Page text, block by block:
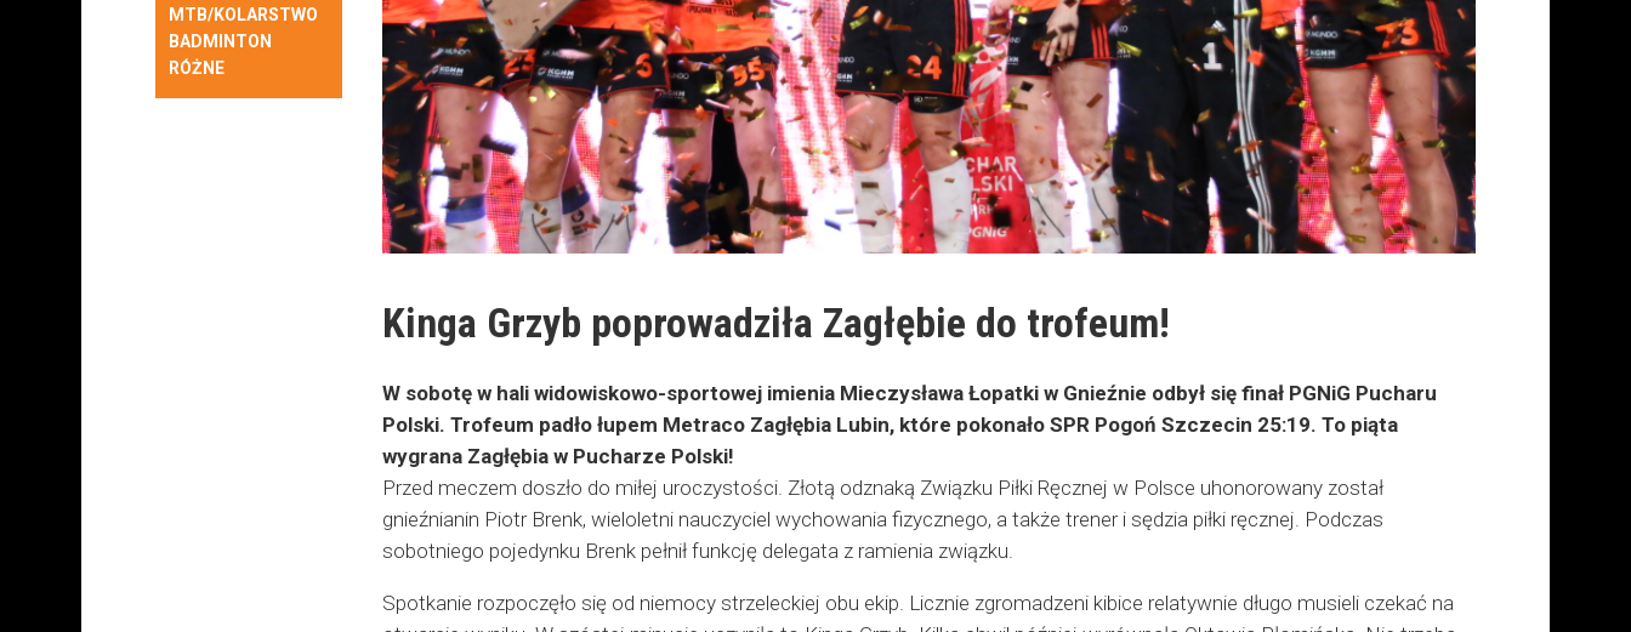
MTB/KOLARSTWO
BADMINTON
RÓŻNE
Kinga Grzyb poprowadziła Zagłębie do trofeum!
W sobotę w hali widowiskowo-sportowej imienia Mieczysława Łopatki w Gnieźnie odbył się finał PGNiG Pucharu
Polski. Trofeum padło łupem Metraco Zagłębia Lubin, które pokonało SPR Pogoń Szczecin 25:19. To piąta
wygrana Zagłębia w Pucharze Polski!
Przed meczem doszło do miłej uroczystości. Złotą odznaką Związku Piłki Ręcznej w Polsce uhonorowany został
gnieźnianin Piotr Brenk, wieloletni nauczyciel wychowania fizycznego, a także trener i sędzia piłki ręcznej. Podczas
sobotniego pojedynku Brenk pełnił funkcję delegata z ramienia związku.
Spotkanie rozpoczęło się od niemocy strzeleckiej obu ekip. Licznie zgromadzeni kibice relatywnie długo musieli czekać na